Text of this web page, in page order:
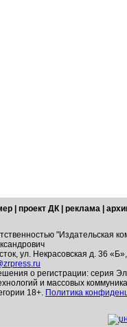
проект ДК реклама
"Издательская
ул. Некрасовская д. 36
о регистрации: серия
и массовых
18+. Политика